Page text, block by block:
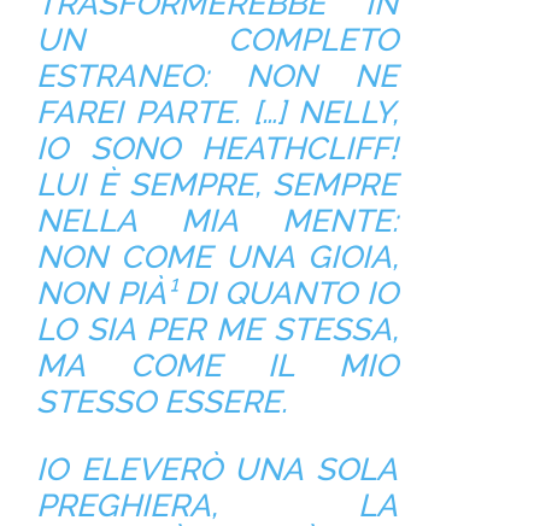
UN COMPLETO
ESTRANEO: NON NE
FAREI PARTE. […] NELLY,
IO SONOHEATHCLIFF!
LUI È SEMPRE, SEMPRE
NELLA MIA MENTE:
NON COME UNA GIOIA,
NON PIÀ¹ DI QUANTO IO
LO SIA PER ME STESSA,
MA COME IL MIO
STESSO ESSERE.
IO ELEVERÒ UNA SOLA
PREGHIERA, LA